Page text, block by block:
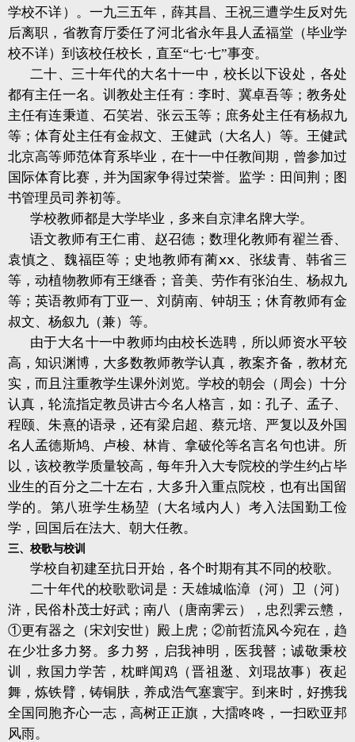
学校不详）。一九三五年，薛其昌、王祝三遭学生反对先
后离职，省教育厅委任了河北省永年县人孟福堂（毕业学
校不详）到该校任校长，直至“七·七”事变。
二十、三十年代的大名十一中，校长以下设处，各处
都有主任一名。训教处主任有：李时、冀卓吾等；教务处
主任有连秉道、石笑岩、张云玉等；庶务处主任有杨叔九
等；体育处主任有金叔文、王健武（大名人）等。王健武
北京高等师范体育系毕业，在十一中任教间期，曾参加过
国际体育比赛，并为国家争得过荣誉。监学：田间荆；图
书管理员司养初等。
学校教师都是大学毕业，多来自京津名牌大学。
语文教师有王仁甫、赵召德；数理化教师有翟兰香、
袁慎之、魏福臣等；史地教师有蔺ⅹⅹ、张绂青、韩省三
等，动植物教师有王继香；音美、劳作有张泊生、杨叔九
等；英语教师有丁亚一、刘荫南、钟胡玉；休育教师有金
叔文、杨叙九（兼）等。
由于大名十一中教师均由校长选聘，所以师资水平较
高，知识渊博，大多数教师教学认真，教案齐备，教材充
实，而且注重教学生课外浏览。学校的朝会（周会）十分
认真，轮流指定教员讲古今名人格言，如：孔子、孟子、
程颐、朱熹的语录，还有梁启超、蔡元培、严复以及外国
名人孟德斯鸠、卢梭、林肯、拿破伦等名言名句也讲。所
以，该校教学质量较高，每年升入大专院校的学生约占毕
业生的百分之二十左右，大多升入重点院校，也有出国留
学的。第八班学生杨堃（大名域内人）考入法国勤工俭
学，回国后在法大、朝大任教。
三、校歌与校训
学校自初建至抗日开始，各个时期有其不同的校歌。
二十年代的校歌歌词是：天雄城临漳（河）卫（河）
浒，民俗朴茂士好武；南八（唐南霁云），忠烈霁云戆，
①更有器之（宋刘安世）殿上虎；②前哲流风今宛在，趋
在少壮多力努。 多力努，启我神明，医我瞽；诚敬秉校
训，救国力学苦，枕畔闻鸡（晋祖逖、刘琨故事）夜起
舞，炼铁臂，铸铜肤，养成浩气塞寰宇。到来时，好携我
全国同胞齐心一志，高树正正旗，大擂咚咚，一扫欧亚邦
风雨。